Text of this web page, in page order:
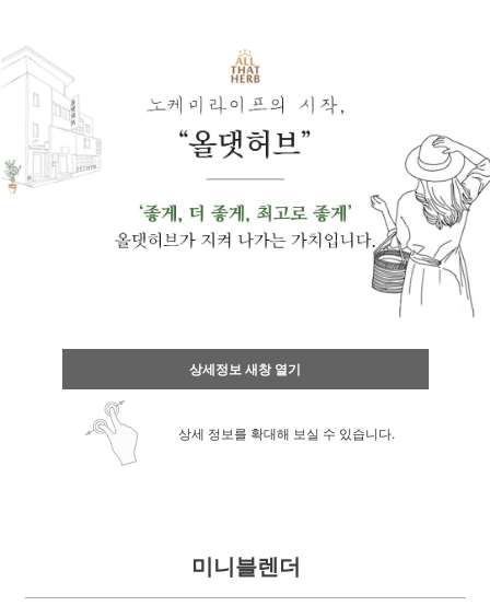
상세정보 새창 열기
상세 정보를 확대해 보실 수 있습니다.
미니블렌더